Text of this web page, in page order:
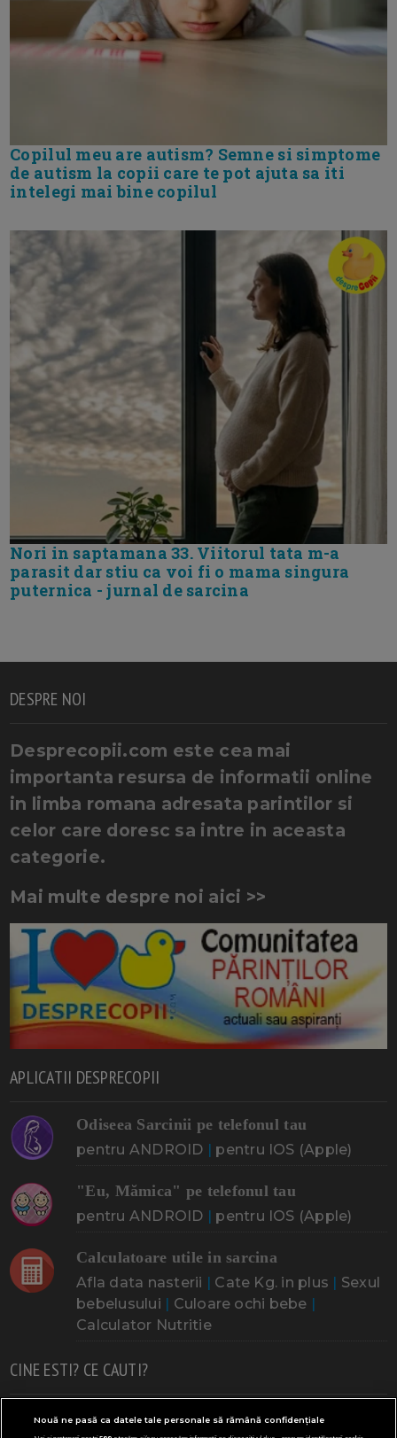
Copilul meu are autism? Semne si simptome
de autism la copii care te pot ajuta sa iti
intelegi mai bine copilul
Nori in saptamana 33. Viitorul tata m-a
parasit dar stiu ca voi fi o mama singura
puternica - jurnal de sarcina
DESPRE NOI
Desprecopii.com este cea mai
importanta resursa de informatii online
in limba romana adresata parintilor si
celor care doresc sa intre in aceasta
categorie.
Mai multe despre noi aici >>
APLICATII DESPRECOPII
Odiseea Sarcinii pe telefonul tau
pentru ANDROID | pentru IOS (Apple)
"Eu, Mămica" pe telefonul tau
pentru ANDROID | pentru IOS (Apple)
Calculatoare utile in sarcina
Afla data nasterii | Cate Kg. in plus | Sexul
bebelusului | Culoare ochi bebe |
Calculator Nutritie
CINE ESTI? CE CAUTI?
Doresc un copil Adoptia Probleme cu sarcina
Nouă ne pasă ca datele tale personale să rămână confidențiale